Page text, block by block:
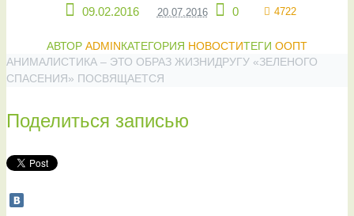
09.02.2016 20.07.2016 0 4722
АВТОР ADMINКАТЕГОРИЯ НОВОСТИТЕГИ ООПТ
АНИМАЛИСТИКА – ЭТО ОБРАЗ ЖИЗНИДРУГУ «ЗЕЛЕНОГО
СПАСЕНИЯ» ПОСВЯЩАЕТСЯ
Поделиться записью